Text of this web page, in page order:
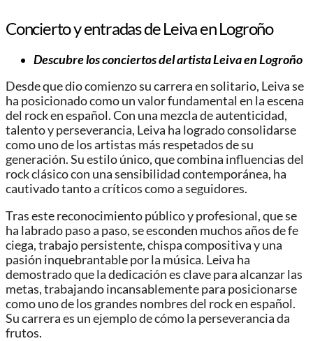
Concierto y entradas de Leiva en Logroño
Descubre los conciertos del artista Leiva en Logroño
Desde que dio comienzo su carrera en solitario, Leiva se
ha posicionado como un valor fundamental en la escena
del rock en español. Con una mezcla de autenticidad,
talento y perseverancia, Leiva ha logrado consolidarse
como uno de los artistas más respetados de su
generación. Su estilo único, que combina influencias del
rock clásico con una sensibilidad contemporánea, ha
cautivado tanto a críticos como a seguidores.
Tras este reconocimiento público y profesional, que se
ha labrado paso a paso, se esconden muchos años de fe
ciega, trabajo persistente, chispa compositiva y una
pasión inquebrantable por la música. Leiva ha
demostrado que la dedicación es clave para alcanzar las
metas, trabajando incansablemente para posicionarse
como uno de los grandes nombres del rock en español.
Su carrera es un ejemplo de cómo la perseverancia da
frutos.